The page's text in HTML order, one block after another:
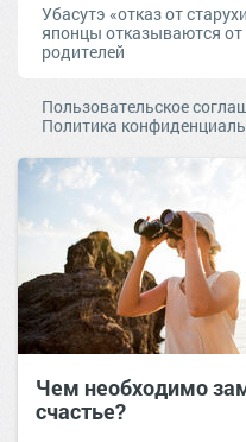
Убасутэ «отказ от
японцы отказываются
родителей
Пользовательское
Политика
Чем необходимо
счастье?